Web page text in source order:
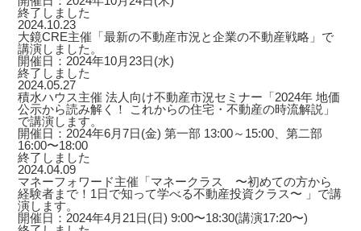
終了しました
2024.10.23
大鏡CRE主催「最新の不動産市況と企業の不動産戦略」で
講演しました。
開催日：2024年10月23日(水)
終了しました
2024.05.27
積水ハウス主催 法人向け不動産市況セミナー「2024年 地価
公示から読み解く！ これからの住宅・不動産の時流解説」
で講演します。
開催日：2024年6月7日(金) 第一部 13:00～15:00、第二部
16:00〜18:00
終了しました
2024.04.09
マネーフォワード主催「マネークラス 〜初めての方から
経験者まで！1日で知って学べる不動産投資クラス〜 」で講
演します。
開催日：2024年4月21日(日) 9:00〜18:30(講演17:20〜)